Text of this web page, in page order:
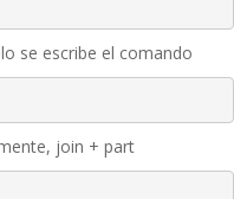
se escribe el comando
join + part